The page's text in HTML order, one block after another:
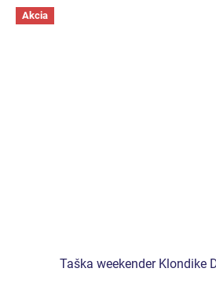
Akcia
Taška weekender Klondike